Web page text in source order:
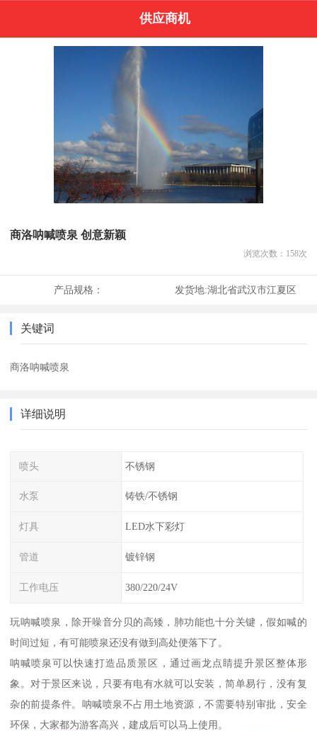
供应商机
商洛呐喊喷泉 创意新颖
浏览次数： 158次
产品规格： 发货地:湖北省武汉市江夏区
关键词
商洛呐喊喷泉
详细说明
喷头 不锈钢
水泵 铸铁/不锈钢
灯具 LED水下彩灯
管道 镀锌钢
工作电压 380/220/24V
玩呐喊喷泉，除开噪音分贝的高矮，肺功能也十分关键，假如喊的
时间过短，有可能喷泉还没有做到高处便落下了。
呐喊喷泉可以快速打造品质景区，通过画龙点睛提升景区整体形
象。对于景区来说，只要有电有水就可以安装，简单易行，没有复
杂的前提条件。呐喊喷泉不占用土地资源，不需要特别审批，安全
环保，大家都为游客高兴，建成后可以马上使用。